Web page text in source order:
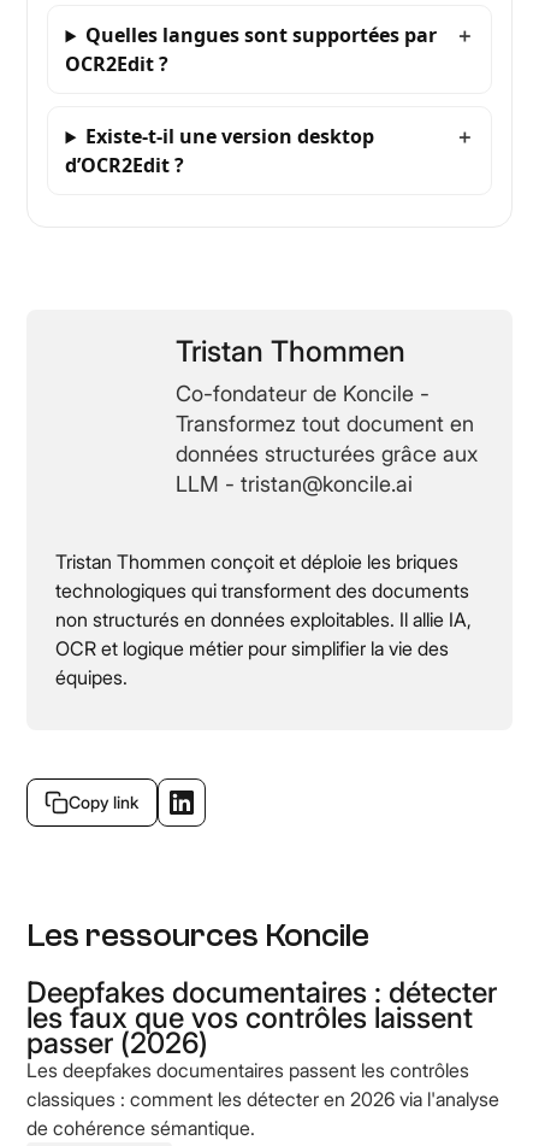
Quelles langues sont supportées par
OCR2Edit ?
Existe-t-il une version desktop
d’OCR2Edit ?
Tristan Thommen
Co-fondateur de Koncile -
Transformez tout document en
données structurées grâce aux
LLM - tristan@koncile.ai
Tristan Thommen conçoit et déploie les briques
technologiques qui transforment des documents
non structurés en données exploitables. Il allie IA,
OCR et logique métier pour simplifier la vie des
équipes.
Copy link
Les ressources Koncile
Deepfakes documentaires : détecter
les faux que vos contrôles laissent
passer (2026)
Les deepfakes documentaires passent les contrôles
classiques : comment les détecter en 2026 via l'analyse
de cohérence sémantique.